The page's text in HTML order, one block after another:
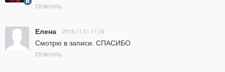
Ответить
Елена 2018.11.01 11:24
Смотрю в записи. СПАСИБО
Ответить